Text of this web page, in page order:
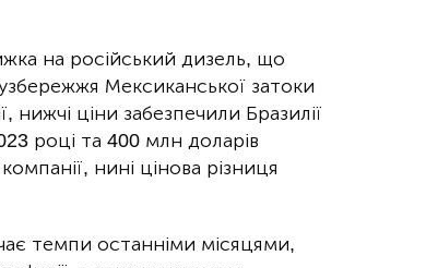
на російський дизель, що
Мексиканської затоки
ціни забезпечили Бразилії
році та 400 млн доларів
нині цінова різниця
темпи останніми місяцями,